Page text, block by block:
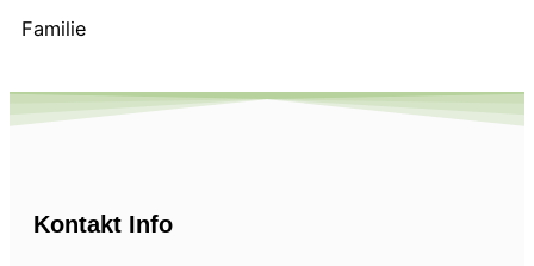
Familie
Kontakt Info